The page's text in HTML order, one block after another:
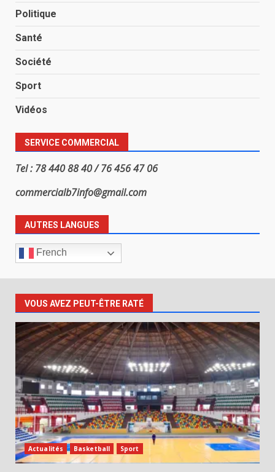
Politique
Santé
Société
Sport
Vidéos
SERVICE COMMERCIAL
Tel : 78 440 88 40 / 76 456 47 06
commercialb7info@gmail.com
AUTRES LANGUES
French
VOUS AVEZ PEUT-ÊTRE RATÉ
Actualités Basketball Sport